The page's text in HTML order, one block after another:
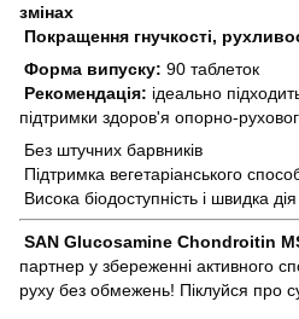
змінах
Покращення гнучкості,
Форма випуску: 90 таблеток
Рекомендація: ідеально
підтримки здоров'я опорно-
Без штучних барвників
Підтримка вегетаріанського
Висока біодоступність і швидка дія
SAN Glucosamine Chondroitin
партнер у збереженні активного
руху без обмежень! Піклуйся про